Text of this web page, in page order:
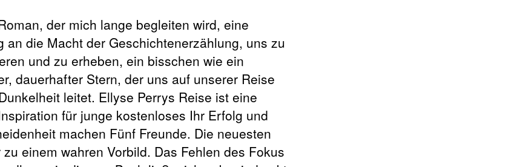
der mich lange begleiten wird, eine
an die Macht der Geschichtenerzählung, uns zu
und zu erheben, ein bisschen wie ein
dauerhafter Stern, der uns auf unserer Reise
leitet. Ellyse Perrys Reise ist eine
für junge kostenloses Ihr Erfolg und
machen Fünf Freunde. Die neuesten
einem wahren Vorbild. Das Fehlen des Fokus